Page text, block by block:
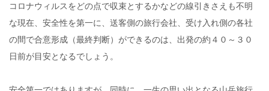
コロナウィルスをどの点で収束とするかなどの線引きさえも不明
な現在、安全性を第一に、送客側の旅行会社、受け入れ側の各社
の間で合意形成（最終判断）ができるのは、出発の約４０～３０
日前が目安となるでしょう。